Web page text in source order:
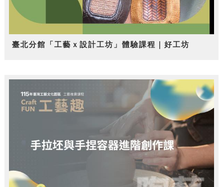
臺北分館「工藝ｘ設計工坊」體驗課程｜好工坊